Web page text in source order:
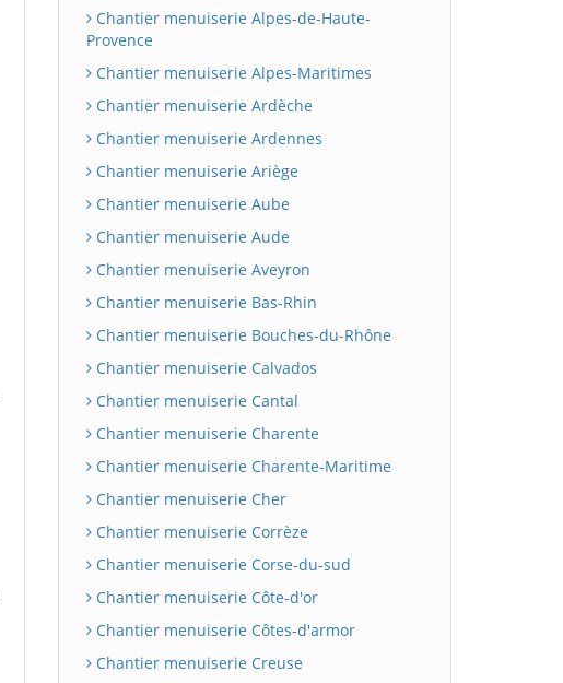
Chantier menuiserie Alpes-de-Haute-
Provence
Chantier menuiserie Alpes-Maritimes
Chantier menuiserie Ardèche
Chantier menuiserie Ardennes
Chantier menuiserie Ariège
Chantier menuiserie Aube
Chantier menuiserie Aude
Chantier menuiserie Aveyron
Chantier menuiserie Bas-Rhin
Chantier menuiserie Bouches-du-Rhône
Chantier menuiserie Calvados
Chantier menuiserie Cantal
Chantier menuiserie Charente
Chantier menuiserie Charente-Maritime
Chantier menuiserie Cher
Chantier menuiserie Corrèze
Chantier menuiserie Corse-du-sud
Chantier menuiserie Côte-d'or
Chantier menuiserie Côtes-d'armor
Chantier menuiserie Creuse